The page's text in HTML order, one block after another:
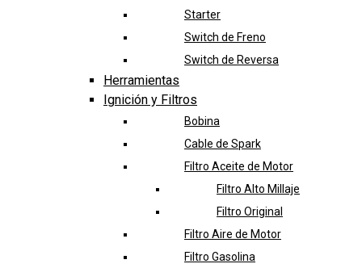
Starter
Switch de Freno
Switch de Reversa
Herramientas
Ignición y Filtros
Bobina
Cable de Spark
Filtro Aceite de Motor
Filtro Alto Millaje
Filtro Original
Filtro Aire de Motor
Filtro Gasolina